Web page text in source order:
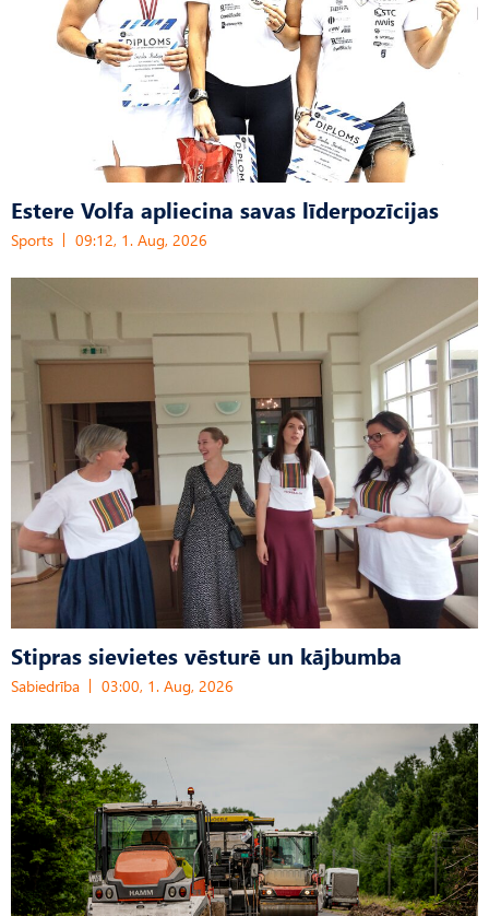
Estere Volfa apliecina savas līderpozīcijas
Sports 09:12, 1. Aug, 2026
Stipras sievietes vēsturē un kājbumba
Sabiedrība 03:00, 1. Aug, 2026